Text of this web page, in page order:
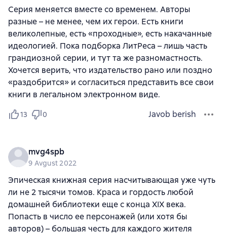
Серия меняется вместе со временем. Авторы
разные – не менее, чем их герои. Есть книги
великолепные, есть «проходные», есть накачанные
идеологией. Пока подборка ЛитРеса – лишь часть
грандиозной серии, и тут та же разномастность.
Хочется верить, что издательство рано или поздно
«раздобрится» и согласиться представить все свои
книги в легальном электронном виде.
13 0 Javob berish
mvg4spb
9 Avgust 2022
Эпическая книжная серия насчитывающая уже чуть
ли не 2 тысячи томов. Краса и гордость любой
домашней библиотеки еще с конца XIX века.
Попасть в число ее персонажей (или хотя бы
авторов) – большая честь для каждого жителя